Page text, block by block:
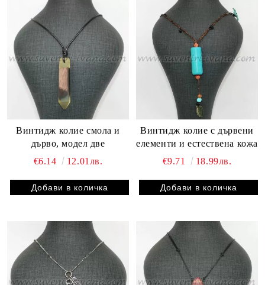
Винтидж колие смола и
дърво, модел две
€6.14
12.01лв.
Винтидж колие с дървени
елементи и естествена кожа
€9.71
18.99лв.